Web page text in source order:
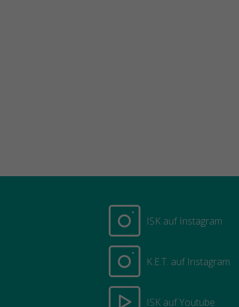
ISK auf Instagram
K.E.T. auf Instagram
ISK auf Youtube